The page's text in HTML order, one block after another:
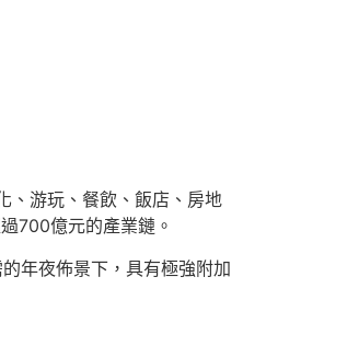
、游玩、餐飲、飯店、房地
700億元的產業鏈。
年夜佈景下，具有極強附加